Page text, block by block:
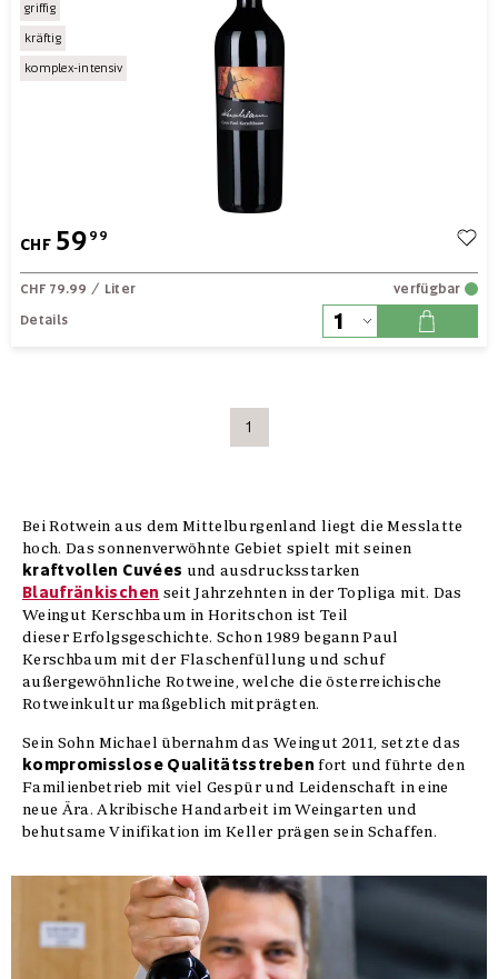
griffig
kräftig
komplex-intensiv
CHF 5999
CHF 79.99 / Liter
verfügbar
Details
1
Bei Rotwein aus dem Mittelburgenland liegt die Messlatte
hoch. Das sonnenverwöhnte Gebiet spielt mit seinen
kraftvollen Cuvées und ausdrucksstarken
Blaufränkischen seit Jahrzehnten in der Topliga mit. Das
Weingut Kerschbaum in Horitschon ist Teil
dieser Erfolgsgeschichte. Schon 1989 begann Paul
Kerschbaum mit der Flaschenfüllung und schuf
außergewöhnliche Rotweine, welche die österreichische
Rotweinkultur maßgeblich mitprägten.
Sein Sohn Michael übernahm das Weingut 2011, setzte das
kompromisslose Qualitätsstreben fort und führte den
Familienbetrieb mit viel Gespür und Leidenschaft in eine
neue Ära. Akribische Handarbeit im Weingarten und
behutsame Vinifikation im Keller prägen sein Schaffen.